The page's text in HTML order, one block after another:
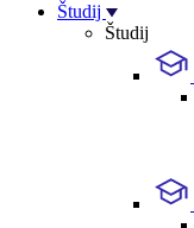
Študij
Študij